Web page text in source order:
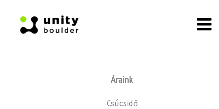
content
Áraink
Csúcsidő